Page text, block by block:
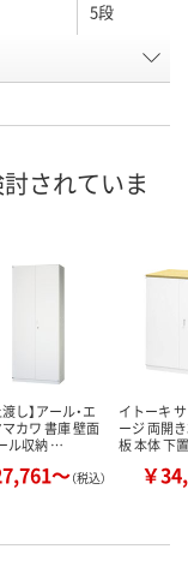
5段
X910527
す
販売停止中
されていま
渡し】アール・エ
マカワ 書庫 壁面
ル収納 …
～（税込）
イトーキ
ージ 両開
板 本体 下
￥